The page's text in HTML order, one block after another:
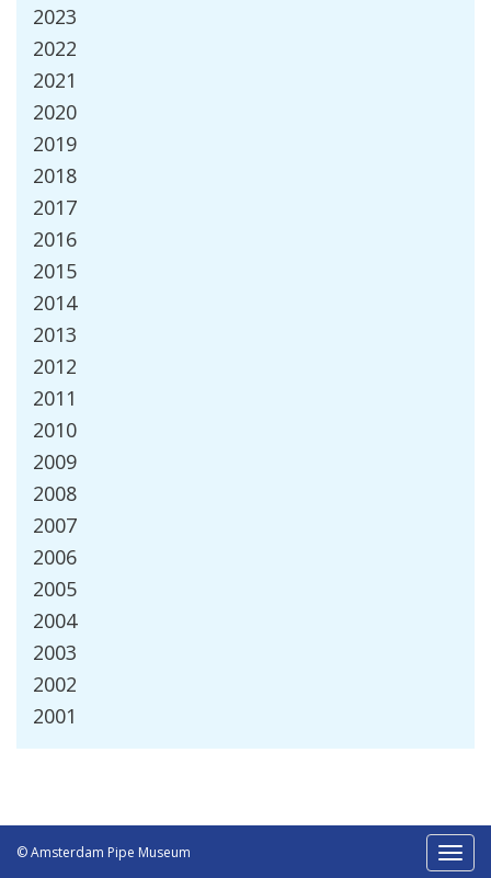
2023
2022
2021
2020
2019
2018
2017
2016
2015
2014
2013
2012
2011
2010
2009
2008
2007
2006
2005
2004
2003
2002
2001
Toggle
© Amsterdam Pipe Museum